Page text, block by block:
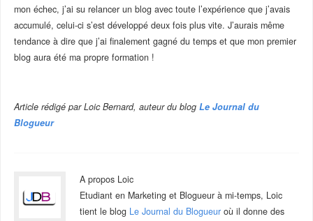
mon échec, j’ai su relancer un blog avec toute l’expérience que j’avais
accumulé, celui-ci s’est développé deux fois plus vite. J’aurais même
tendance à dire que j’ai finalement gagné du temps et que mon premier
blog aura été ma propre formation !
Article rédigé par Loic Bernard, auteur du blog Le Journal du
Blogueur
A propos Loic
Etudiant en Marketing et Blogueur à mi-temps, Loic
tient le blog Le Journal du Blogueuroù il donne des